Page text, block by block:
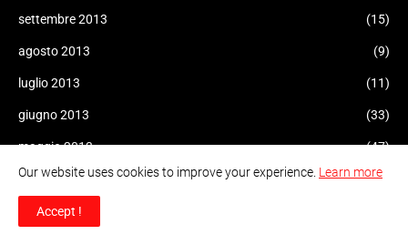
settembre 2013 (15)
agosto 2013 (9)
luglio 2013 (11)
giugno 2013 (33)
maggio 2013 (47)
aprile 2013 (81)
marzo 2013
Our website uses cookies to improve your experience. Learn more
Accept !